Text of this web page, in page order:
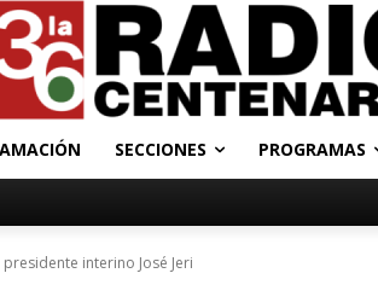
SECCIONES PROGRAMAS
interino José Jeri